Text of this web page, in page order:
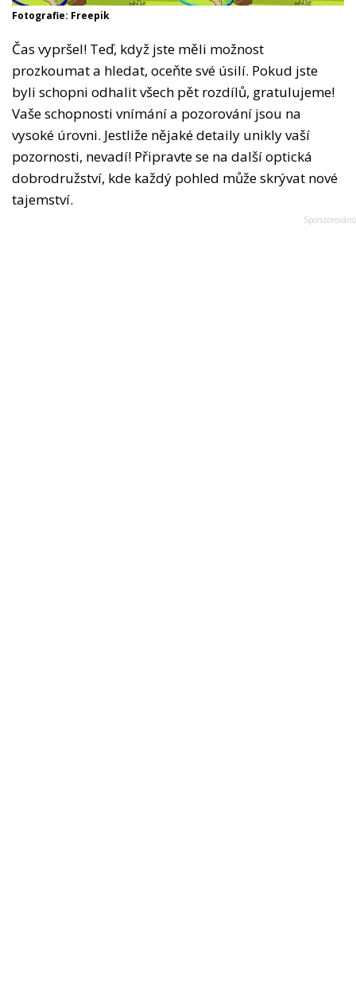
Fotografie: Freepik
Čas vypršel! Teď, když jste měli možnost
prozkoumat a hledat, oceňte své úsilí. Pokud jste
byli schopni odhalit všech pět rozdílů, gratulujeme!
Vaše schopnosti vnímání a pozorování jsou na
vysoké úrovni. Jestliže nějaké detaily unikly vaší
pozornosti, nevadí! Připravte se na další optická
dobrodružství, kde každý pohled může skrývat nové
tajemství.